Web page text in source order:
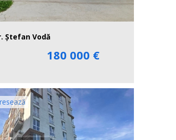
Ștefan Vodă
180 000 €